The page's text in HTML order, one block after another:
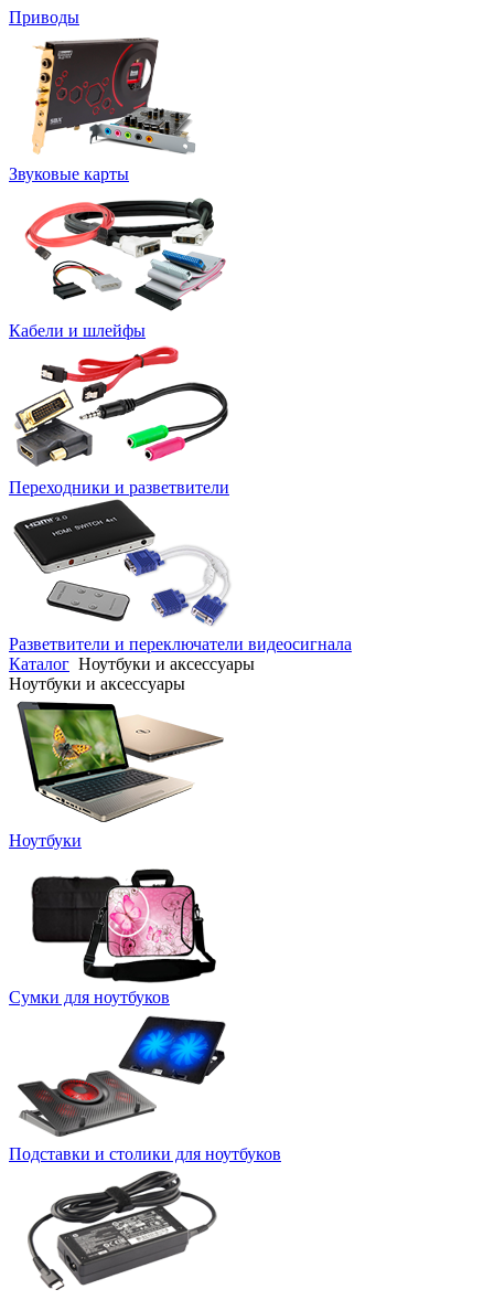
Приводы
Звуковые карты
Кабели и шлейфы
Переходники и разветвители
Разветвители и переключатели видеосигнала
Каталог Ноутбуки и аксессуары
Ноутбуки и аксессуары
Ноутбуки
Сумки для ноутбуков
Подставки и столики для ноутбуков